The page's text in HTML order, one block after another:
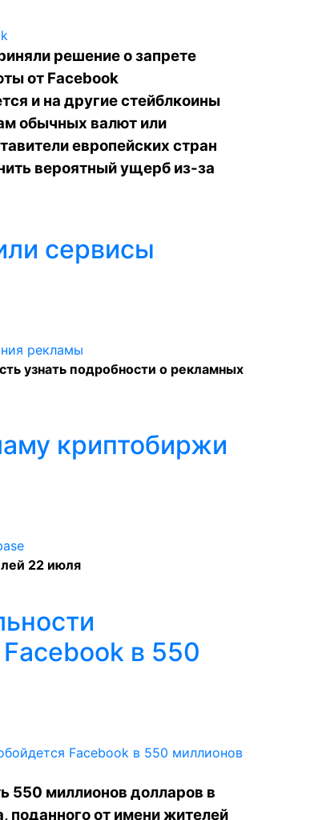
решение о запрете
от Facebook
и на другие стейблкоины
обычных валют или
европейских стран
вероятный ущерб из-за
сервисы
узнать подробности о рекламных
криптобиржи
22 июля
в 550
550 миллионов долларов в
поданного от имени жителей